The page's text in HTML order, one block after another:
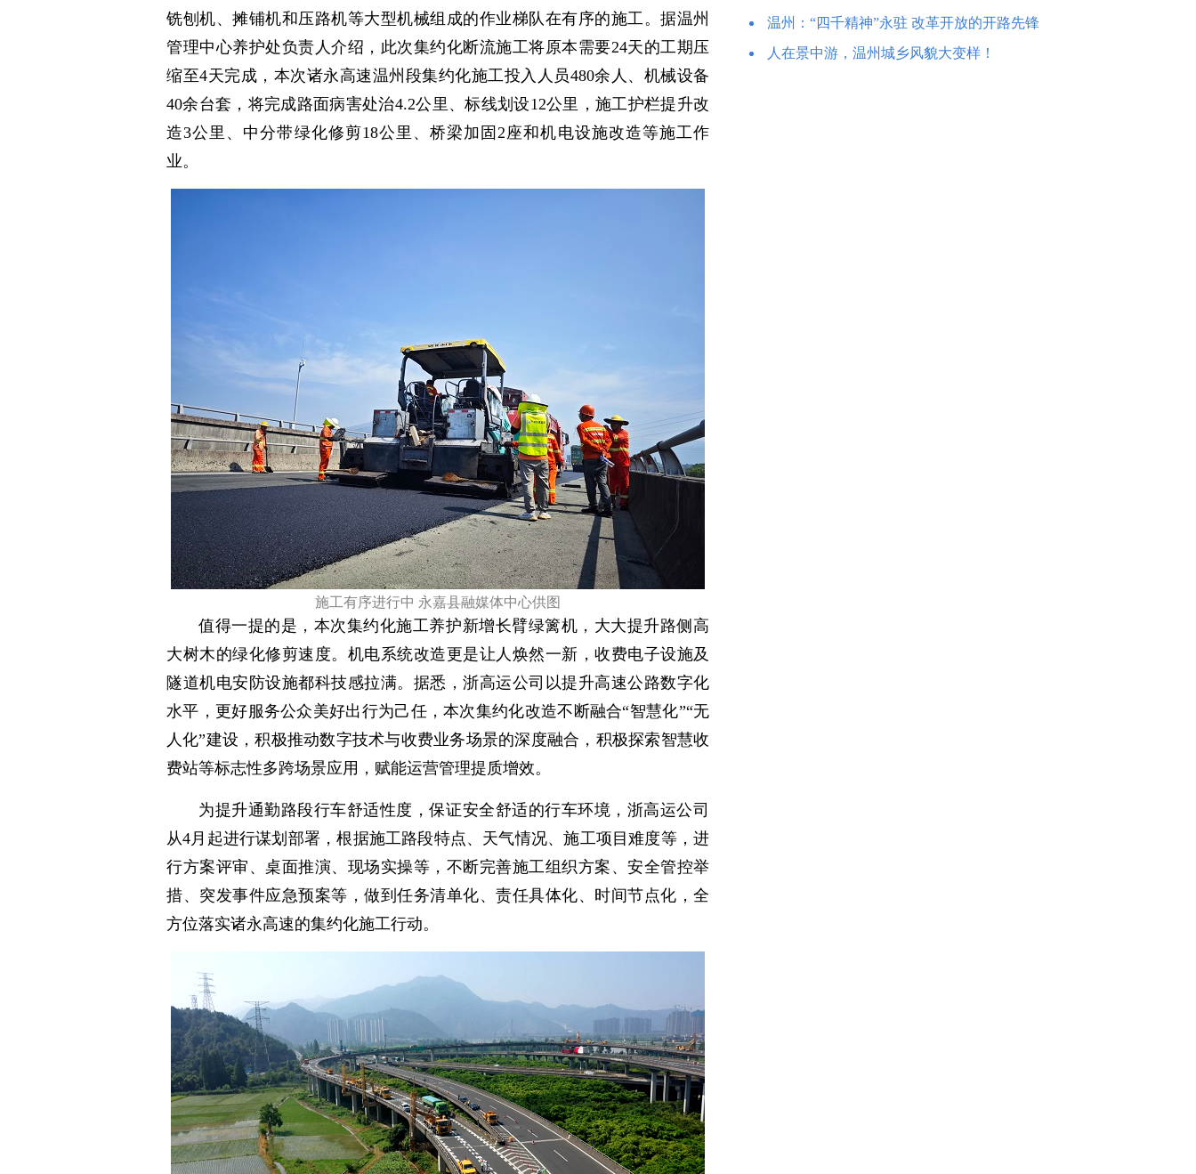
铣刨机、摊铺机和压路机等大型机械组成的作业梯队在有序的施工。据温州
管理中心养护处负责人介绍，此次集约化断流施工将原本需要24天的工期压
缩至4天完成，本次诸永高速温州段集约化施工投入人员480余人、机械设备
40余台套，将完成路面病害处治4.2公里、标线划设12公里，施工护栏提升改
造3公里、中分带绿化修剪18公里、桥梁加固2座和机电设施改造等施工作
业。
施工有序进行中 永嘉县融媒体中心供图
值得一提的是，本次集约化施工养护新增长臂绿篱机，大大提升路侧高
大树木的绿化修剪速度。机电系统改造更是让人焕然一新，收费电子设施及
隧道机电安防设施都科技感拉满。据悉，浙高运公司以提升高速公路数字化
水平，更好服务公众美好出行为己任，本次集约化改造不断融合“智慧化”“无
人化”建设，积极推动数字技术与收费业务场景的深度融合，积极探索智慧收
费站等标志性多跨场景应用，赋能运营管理提质增效。
为提升通勤路段行车舒适性度，保证安全舒适的行车环境，浙高运公司
从4月起进行谋划部署，根据施工路段特点、天气情况、施工项目难度等，进
行方案评审、桌面推演、现场实操等，不断完善施工组织方案、安全管控举
措、突发事件应急预案等，做到任务清单化、责任具体化、时间节点化，全
方位落实诸永高速的集约化施工行动。
温州：“四千精神”永驻 改革开放的开路先锋
人在景中游，温州城乡风貌大变样！